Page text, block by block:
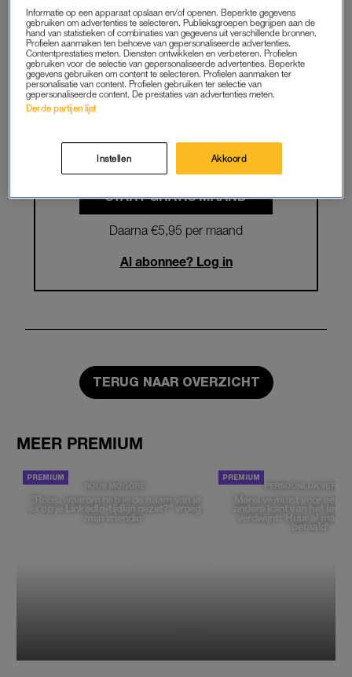
Krijg onbeperkt toegang tot alle
artikelen
Lees LINDA.magazine online
Geniet van te gekke winacties en
lekkere puzzels
Maandelijks opzegbaar
START GRATIS MAAND
Daarna €5,95 per maand
Al abonnee? Log in
TERUG NAAR OVERZICHT
MEER PREMIUM
ROOS MOGGRÉ
'"Roos, waarom heb je de naam van je
ex op je LinkedIn-tijdlijn gezet?" vroeg
mijn vriendin'
PERSOONLIJK
Merel verhuist voor een
andere kant van het land,
verdwijnt: 'Huur al
betaald'
Informatie op een apparaat opslaan en/of openen. Beperkte gegevens
gebruiken om advertenties te selecteren. Publieksgroepen begrijpen aan de
hand van statistieken of combinaties van gegevens uit verschillende bronnen.
Profielen aanmaken ten behoeve van gepersonaliseerde advertenties.
Contentprestaties meten. Diensten ontwikkelen en verbeteren. Profielen
gebruiken voor de selectie van gepersonaliseerde advertenties. Beperkte
gegevens gebruiken om content te selecteren. Profielen aanmaken ter
personalisatie van content. Profielen gebruiken ter selectie van
gepersonaliseerde content. De prestaties van advertenties meten.
Derde partijen lijst
Instellen Akkoord